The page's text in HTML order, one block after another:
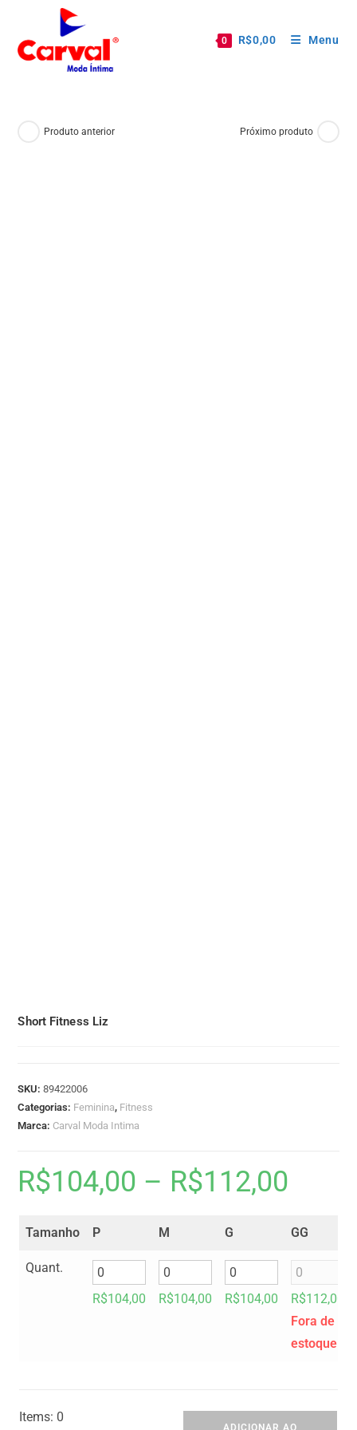
0 R$0,00 Menu
Produto anterior Próximo produto
Short Fitness Liz
SKU:89422006
Categorias: Feminina, Fitness
Marca: Carval Moda Intima
R$104,00 – R$112,00
Tamanho P M G GG
Quant.
R$104,00 R$104,00 R$104,00 R$112,00
Fora de
estoque
Items: 0
ADICIONAR AO